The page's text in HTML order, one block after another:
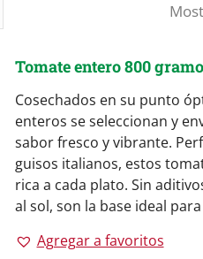
Tomate entero 800
Cosechados en su punto
enteros se seleccionan y
sabor fresco y vibrante.
guisos italianos, estos
rica a cada plato. Sin
al sol, son la base ideal
Agregar a favoritos